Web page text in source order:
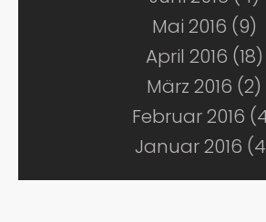
Mai 2016 (9)
April 2016 (18)
März 2016 (2)
Februar 2016
Januar 2016